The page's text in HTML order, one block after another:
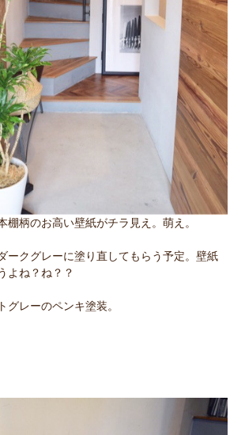
棚柄のお高い壁紙がチラ見え。萌え。
ークグレーに塗り直してもらう予定。壁紙
よね？ね？？
グレーのペンキ塗装。